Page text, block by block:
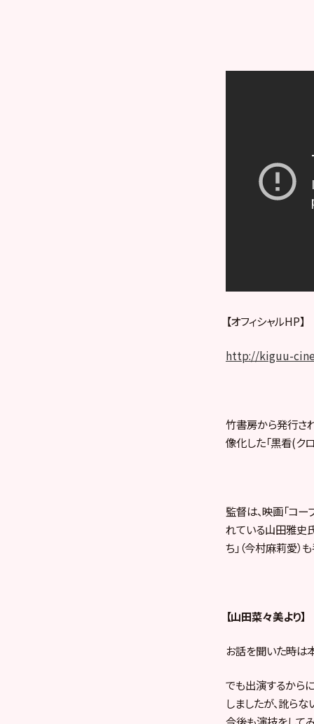
【オ
http://kiguu-
竹書房から発行さ
像化した「黒看(ク
監督は、映画「コ
れている山田雅史
ち」（今村麻莉愛）
【山田菜々美より】
お話を聞いた時は
でも出演するから
しましたが、訛ら
今後も演技をして